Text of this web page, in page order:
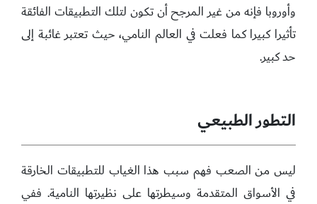
وأوروبا فإنه من غير المرجح أن تكون لتلك التطبيقات الفائقة
تأثيرا كبيرا كما فعلت في العالم النامي، حيث تعتبر غائبة إلى
حد كبير.
التطور الطبيعي
ليس من الصعب فهم سبب هذا الغياب للتطبيقات الخارقة
في الأسواق المتقدمة وسيطرتها على نظيرتها النامية. ففي